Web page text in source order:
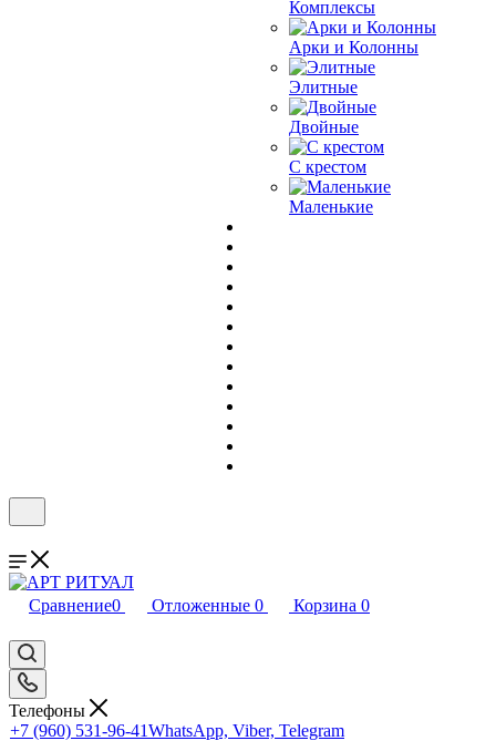
Комплексы
Арки и Колонны
Элитные
Двойные
С крестом
Маленькие
Сравнение0 Отложенные 0 Корзина 0
Телефоны
+7 (960) 531-96-41WhatsApp, Viber, Telegram